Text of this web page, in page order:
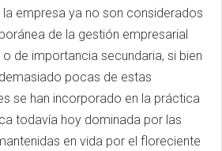
empresa ya no son considerados
de la gestión empresarial
de importancia secundaria, si bien
pocas de estas
se han incorporado en la práctica
todavía hoy dominada por las
en vida por el floreciente